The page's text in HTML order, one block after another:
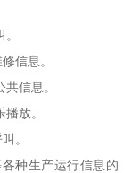
信息。
信息。
放。
。
种生产运行信息的